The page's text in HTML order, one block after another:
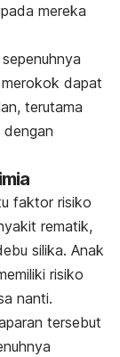
mereka
merokok dapat
terutama
faktor risiko
rematik,
silika. Anak
risiko
nanti.
tersebut